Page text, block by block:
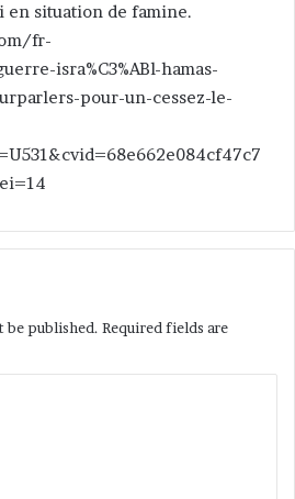
en situation de famine.
fr-
isra%C3%ABl-hamas-
pour-un-cessez-le-
be published. Required fields are